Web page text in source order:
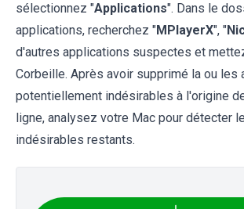
sélectionnez "Applications". Dans le
applications, recherchez "MPlayerX", "
d'autres applications suspectes et
Corbeille. Après avoir supprimé la ou les
potentiellement indésirables à l'origine
ligne, analysez votre Mac pour détecter
indésirables restants.